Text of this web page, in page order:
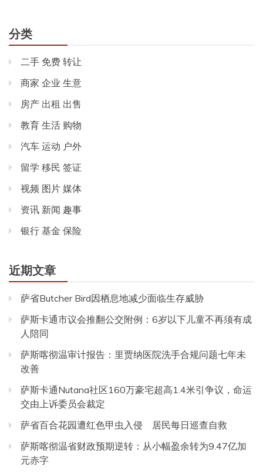
分类
二手 免费 转让
商家 企业 生意
房产 出租 出售
教育 生活 购物
汽车 运动 户外
留学 移民 签证
视频 图片 媒体
资讯 新闻 趣事
银行 基金 保险
近期文章
萨省Butcher Bird因栖息地减少面临生存威胁
萨斯卡通市议会推翻公交附例：6岁以下儿童不再须有成
人陪同
萨斯喀彻温审计报告：里贾纳医院洗手合规问题七年未
改善
萨斯卡通Nutana社区160万豪宅超高1.4米引争议，命运
交由上诉委员会裁定
萨省百合花园遭红色甲虫入侵 居民每日巡查自救
萨斯喀彻温省财政预期逆转：从小幅盈余转为9.47亿加
元赤字